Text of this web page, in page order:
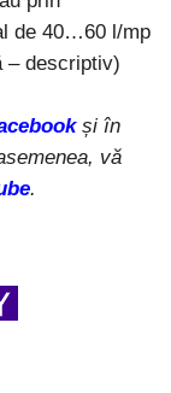
de 40…60 l/mp
– descriptiv)
și în
vă
.